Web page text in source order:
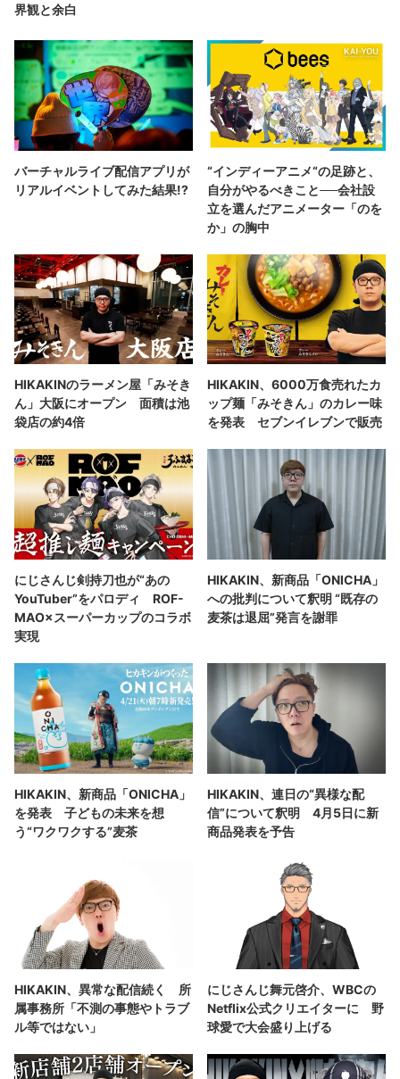
界観と余白
バーチャルライブ配信アプリが
リアルイベントしてみた結果!?
“インディーアニメ“の足跡と、
自分がやるべきこと──会社設
立を選んだアニメーター「のを
か」の胸中
HIKAKINのラーメン屋「みそき
ん」大阪にオープン 面積は池
袋店の約4倍
HIKAKIN、6000万食売れたカ
ップ麺「みそきん」のカレー味
を発表 セブンイレブンで販売
にじさんじ剣持刀也が“あの
YouTuber”をパロディ ROF-
MAO×スーパーカップのコラボ
実現
HIKAKIN、新商品「ONICHA」
への批判について釈明 “既存の
麦茶は退屈”発言を謝罪
HIKAKIN、新商品「ONICHA」
を発表 子どもの未来を想
う“ワクワクする”麦茶
HIKAKIN、連日の“異様な配
信”について釈明 4月5日に新
商品発表を予告
HIKAKIN、異常な配信続く 所
属事務所「不測の事態やトラブ
ル等ではない」
にじさんじ舞元啓介、WBCの
Netflix公式クリエイターに 野
球愛で大会盛り上げる